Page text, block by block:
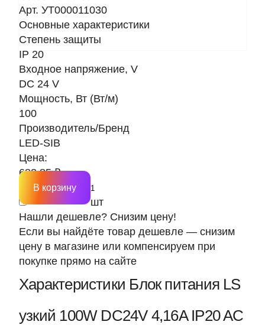
Арт. УТ000011030
Основные характеристики
Степень защиты
IP 20
Входное напряжение, V
DC 24 V
Мощность, Вт (Вт/м)
100
Производитель/Бренд
LED-SIB
Цена:
683.85 ₽
шт
В корзину
Нашли дешевле? Снизим цену!
Если вы найдёте товар дешевле — снизим
цену в магазине или компенсируем при
покупке прямо на сайте
Характеристики Блок питания LS
узкий 100W DC24V 4,16A IP20 AC